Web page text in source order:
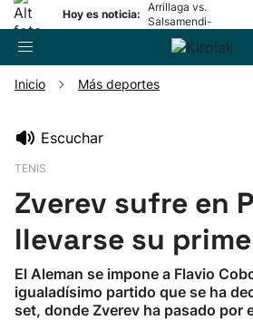
Hoy es noticia:
Arrillaga vs.
Salsamendi-
Bergara y Erasun
vs. Gaminde
Pelota
Remo
Inicio Más deportes
Escuchar
TENIS
Zverev sufre en
llevarse su
El Aleman se impone a Flavio
igualadísimo partido que se ha
set, donde Zverev ha pasado por